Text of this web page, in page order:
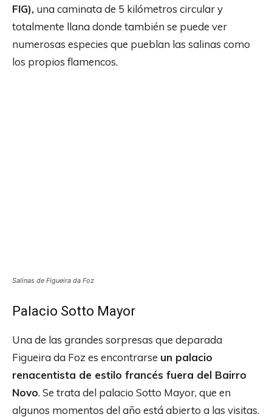
FIG), una caminata de 5 kilómetros circular y
totalmente llana donde también se puede ver
numerosas especies que pueblan las salinas como
los propios flamencos.
Salinas de Figueira da Foz
Palacio Sotto Mayor
Una de las grandes sorpresas que deparada
Figueira da Foz es encontrarse un palacio
renacentista de estilo francés fuera del Bairro
Novo. Se trata del palacio Sotto Mayor, que en
algunos momentos del año está abierto a las visitas.